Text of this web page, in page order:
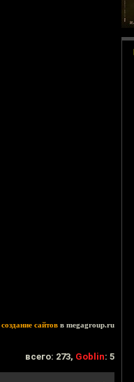
создание сайтов в megagroup.ru
всего: 273, Goblin: 5